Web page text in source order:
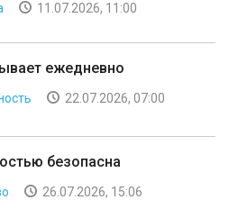
11.07.2026, 11:00
ежедневно
22.07.2026, 07:00
безопасна
26.07.2026, 15:06